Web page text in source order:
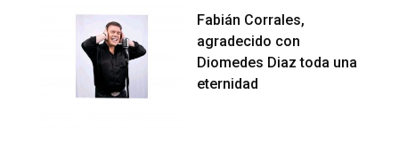
Fabián Corrales,
agradecido con
Diomedes Diaz toda una
eternidad